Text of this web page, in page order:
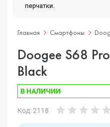
перчатки.
Главная Смартфоны
Doogee S68
Black
В НАЛИЧИИ
Код: 2118